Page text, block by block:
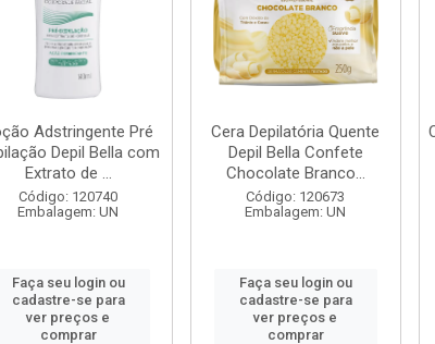
Adstringente Pré
Depil Bella com
Extrato de ...
Código: 120740
Embalagem: UN
Faça seu login ou
cadastre-se para
ver preços e
comprar
Cera Depilatória Quente
Depil Bella Confete
Chocolate Branco...
Código: 120673
Embalagem: UN
Faça seu login ou
cadastre-se para
ver preços e
comprar